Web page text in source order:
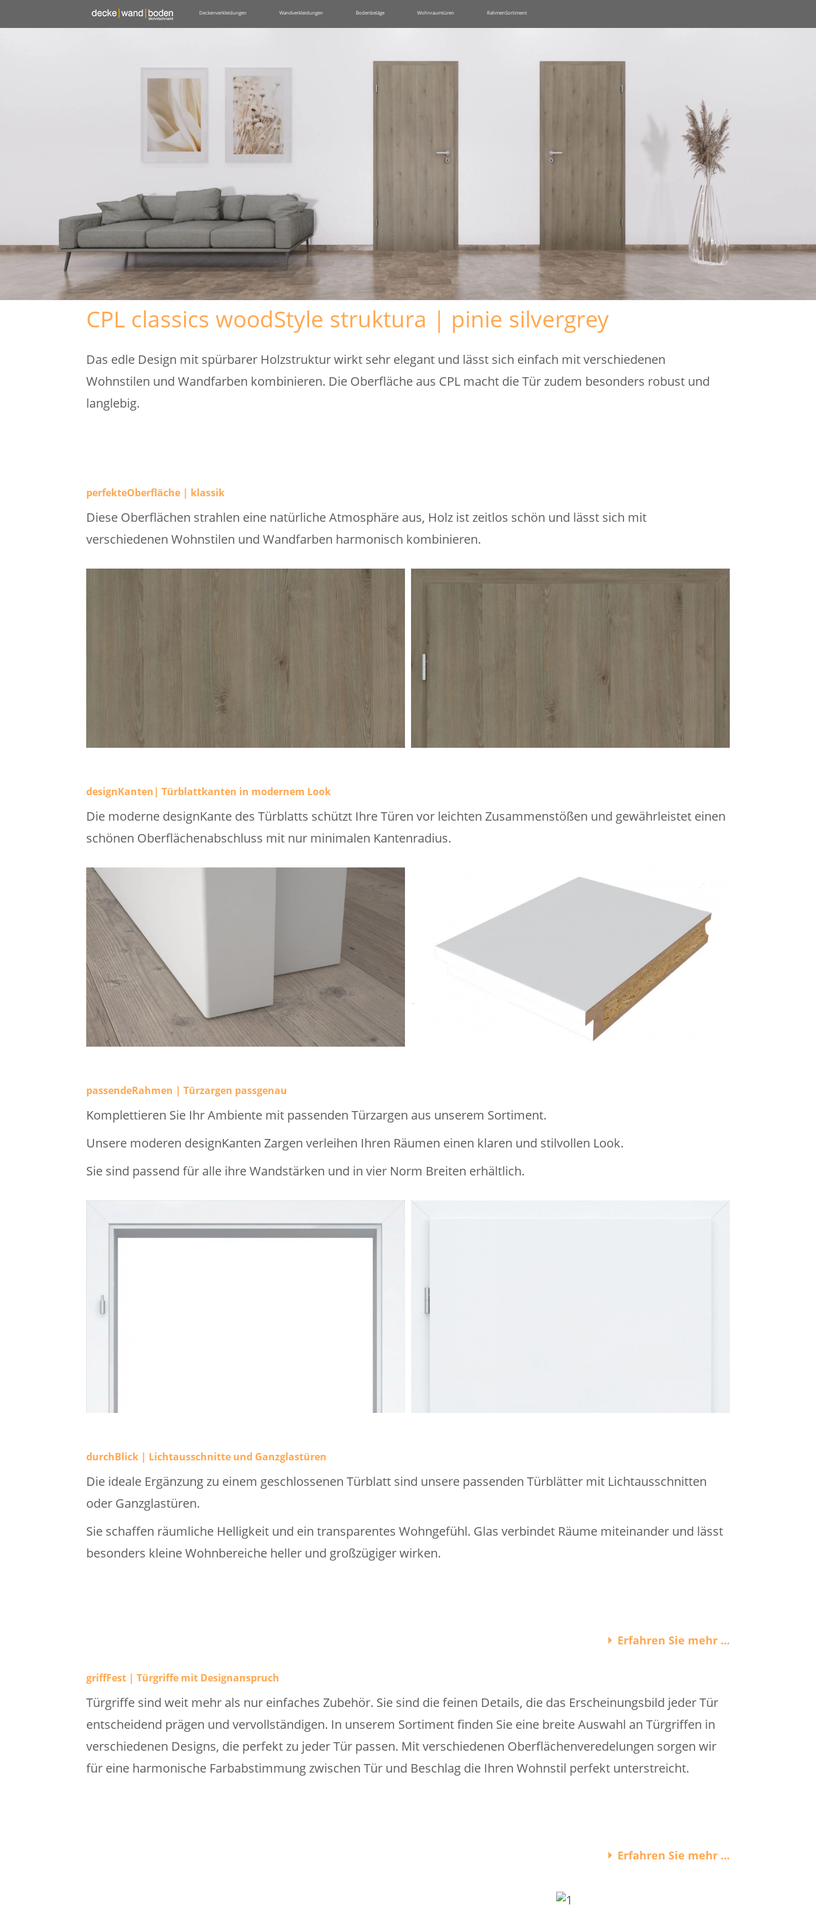
Deckenverkleidungen Wandverkleidungen Bodenbeläge Wohnraumtüren RahmenSortiment
CPL classics woodStyle struktura | pinie silvergrey
Das edle Design mit spürbarer Holzstruktur wirkt sehr elegant und lässt sich einfach mit verschiedenen
Wohnstilen und Wandfarben kombinieren. Die Oberfläche aus CPL macht die Tür zudem besonders robust und
langlebig.
perfekteOberfläche | klassik
Diese Oberflächen strahlen eine natürliche Atmosphäre aus, Holz ist zeitlos schön und lässt sich mit
verschiedenen Wohnstilen und Wandfarben harmonisch kombinieren.
designKanten| Türblattkanten in modernem Look
Die moderne designKante des Türblatts schützt Ihre Türen vor leichten Zusammenstößen und gewährleistet einen
schönen Oberflächenabschluss mit nur minimalen Kantenradius.
passendeRahmen | Türzargen passgenau
Komplettieren Sie Ihr Ambiente mit passenden Türzargen aus unserem Sortiment.
Unsere moderen designKanten Zargen verleihen Ihren Räumen einen klaren und stilvollen Look.
Sie sind passend für alle ihre Wandstärken und in vier Norm Breiten erhältlich.
durchBlick | Lichtausschnitte und Ganzglastüren
Die ideale Ergänzung zu einem geschlossenen Türblatt sind unsere passenden Türblätter mit Lichtausschnitten
oder Ganzglastüren.
Sie schaffen räumliche Helligkeit und ein transparentes Wohngefühl. Glas verbindet Räume miteinander und lässt
besonders kleine Wohnbereiche heller und großzügiger wirken.
Erfahren Sie mehr ...
griffFest | Türgriffe mit Designanspruch
Türgriffe sind weit mehr als nur einfaches Zubehör. Sie sind die feinen Details, die das Erscheinungsbild jeder Tür
entscheidend prägen und vervollständigen. In unserem Sortiment finden Sie eine breite Auswahl an Türgriffen in
verschiedenen Designs, die perfekt zu jeder Tür passen. Mit verschiedenen Oberflächenveredelungen sorgen wir
für eine harmonische Farbabstimmung zwischen Tür und Beschlag die Ihren Wohnstil perfekt unterstreicht.
Erfahren Sie mehr ...